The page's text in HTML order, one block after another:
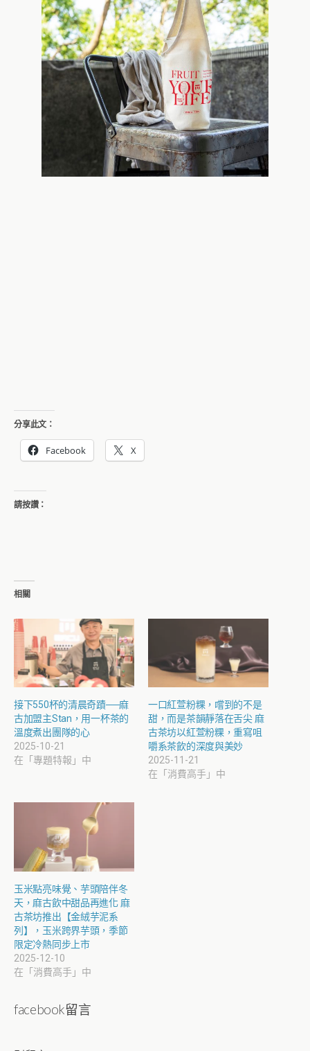
分享此文：
Facebook X
請按讚：
相關
接下550杯的清晨奇蹟──麻
古加盟主Stan，用一杯茶的
溫度煮出團隊的心
2025-10-21
在「專題特報」中
一口紅萱粉粿，嚐到的不是
甜，而是茶韻靜落在舌尖 麻
古茶坊以紅萱粉粿，重寫咀
嚼系茶飲的深度與美妙
2025-11-21
在「消費高手」中
玉米點亮味覺、芋頭陪伴冬
天，麻古飲中甜品再進化 麻
古茶坊推出【金絨芋泥系
列】，玉米跨界芋頭，季節
限定冷熱同步上市
2025-12-10
在「消費高手」中
facebook留言